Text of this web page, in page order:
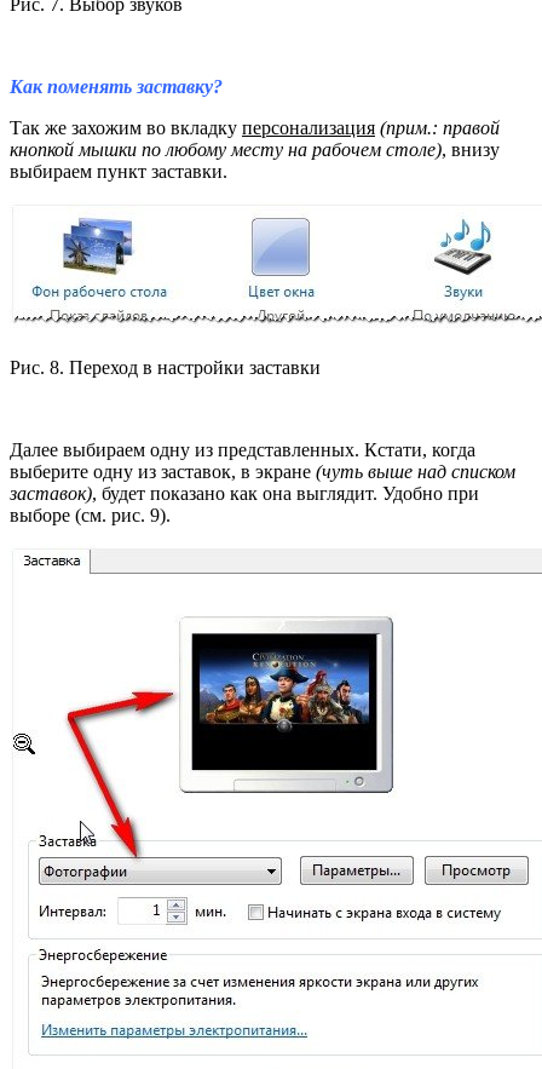
Рис. 7. Выбор звуков
Как поменять заставку?
Так же захожим во вкладку персонализация (прим.: правой
кнопкой мышки по любому месту на рабочем столе), внизу
выбираем пункт заставки.
Рис. 8. Переход в настройки заставки
Далее выбираем одну из представленных. Кстати, когда
выберите одну из заставок, в экране (чуть выше над списком
заставок), будет показано как она выглядит. Удобно при
выборе (см. рис. 9).